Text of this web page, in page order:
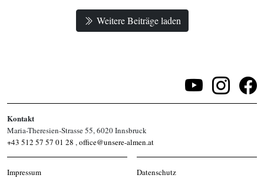
Weitere Beiträge laden
Kontakt
Maria-Theresien-Strasse 55, 6020 Innsbruck
+43 512 57 57 01 28 ,office@unsere-almen.at
Impressum Datenschutz